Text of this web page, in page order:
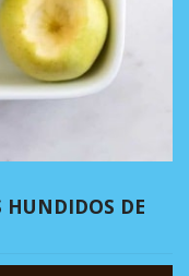
HUNDIDOS DE